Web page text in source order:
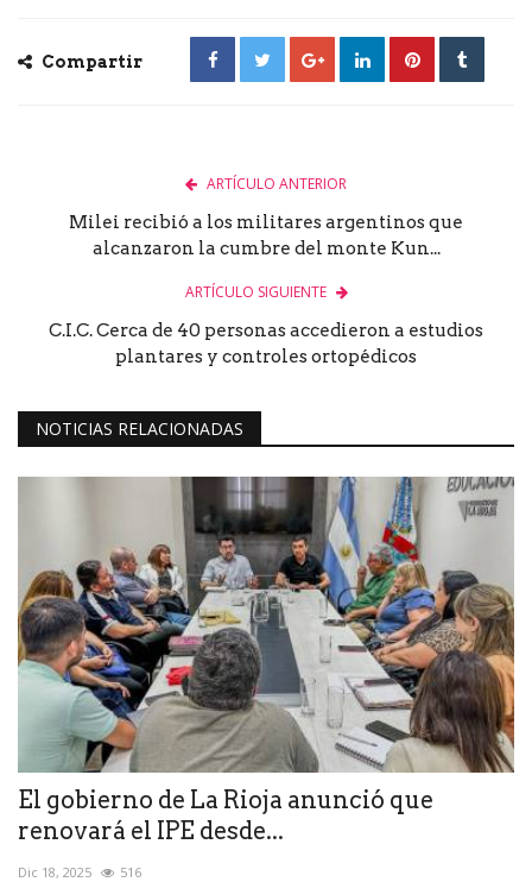
Compartir
ARTÍCULO ANTERIOR
Milei recibió a los militares argentinos que
alcanzaron la cumbre del monte Kun...
ARTÍCULO SIGUIENTE
C.I.C. Cerca de 40 personas accedieron a estudios
plantares y controles ortopédicos
NOTICIAS RELACIONADAS
El gobierno de La Rioja anunció que
renovará el IPE desde...
Dic 18, 2025 516